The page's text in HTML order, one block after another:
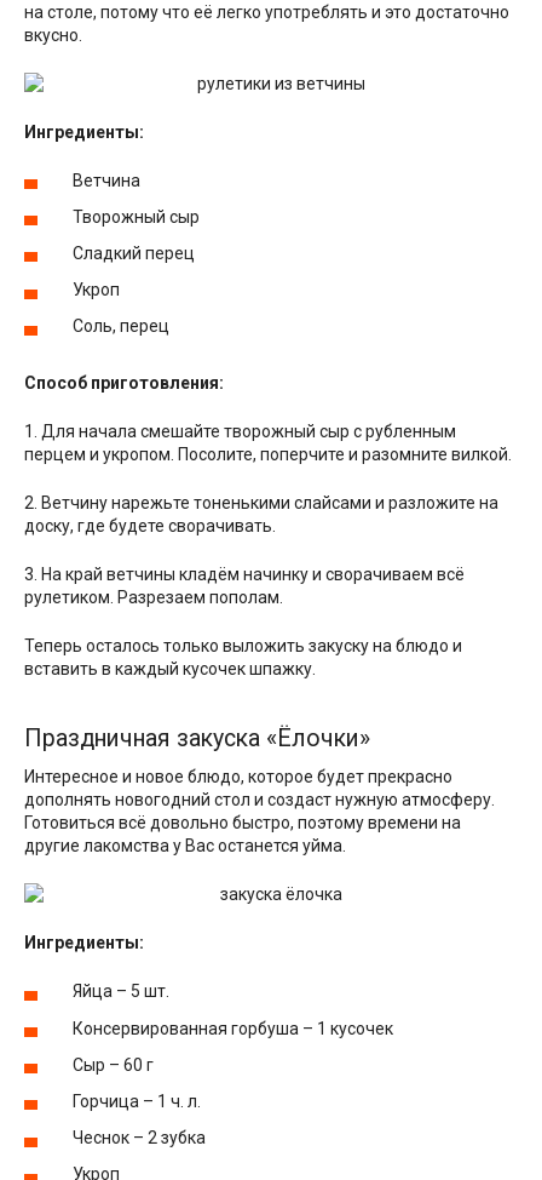
на столе, потому что её легко употреблять и это достаточно
вкусно.
Ингредиенты:
Ветчина
Творожный сыр
Сладкий перец
Укроп
Соль, перец
Способ приготовления:
1. Для начала смешайте творожный сыр с рубленным
перцем и укропом. Посолите, поперчите и разомните вилкой.
2. Ветчину нарежьте тоненькими слайсами и разложите на
доску, где будете сворачивать.
3. На край ветчины кладём начинку и сворачиваем всё
рулетиком. Разрезаем пополам.
Теперь осталось только выложить закуску на блюдо и
вставить в каждый кусочек шпажку.
Праздничная закуска «Ёлочки»
Интересное и новое блюдо, которое будет прекрасно
дополнять новогодний стол и создаст нужную атмосферу.
Готовиться всё довольно быстро, поэтому времени на
другие лакомства у Вас останется уйма.
Ингредиенты:
Яйца – 5 шт.
Консервированная горбуша – 1 кусочек
Сыр – 60 г
Горчица – 1 ч. л.
Чеснок – 2 зубка
Укроп